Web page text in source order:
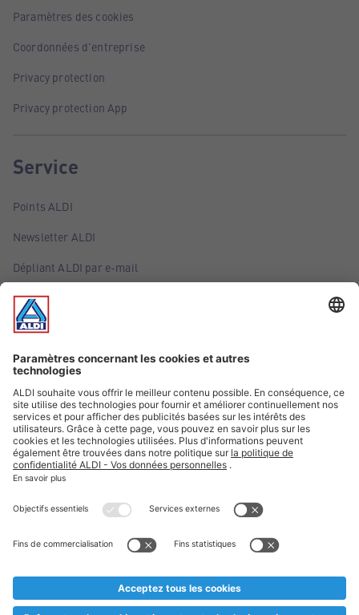
Paramètres des cookies
Coordonnées d'entreprise
Privacy protection
Privacy protection App
Service
Points ALDI
Newsletter ALDI
Dépliant ALDI par e-mail
Offres
Infos essentielles
Suivez ALDI Belgique
Textes marqués d'un astérisque et mentions légales
* Nous vendons ces articles temporairement et jusqu'à
au cas où, malgré le planning bien étudié, nous serions
prématurément en rupture de stock. Prix Recupel et TVA incl.
** Sur ce site, l’utilisation de la forme masculine a été adoptée